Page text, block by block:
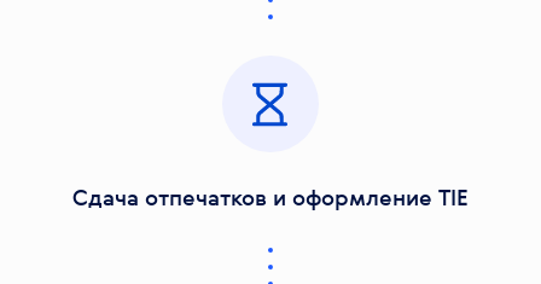
Сдача отпечатков и оформление TIE